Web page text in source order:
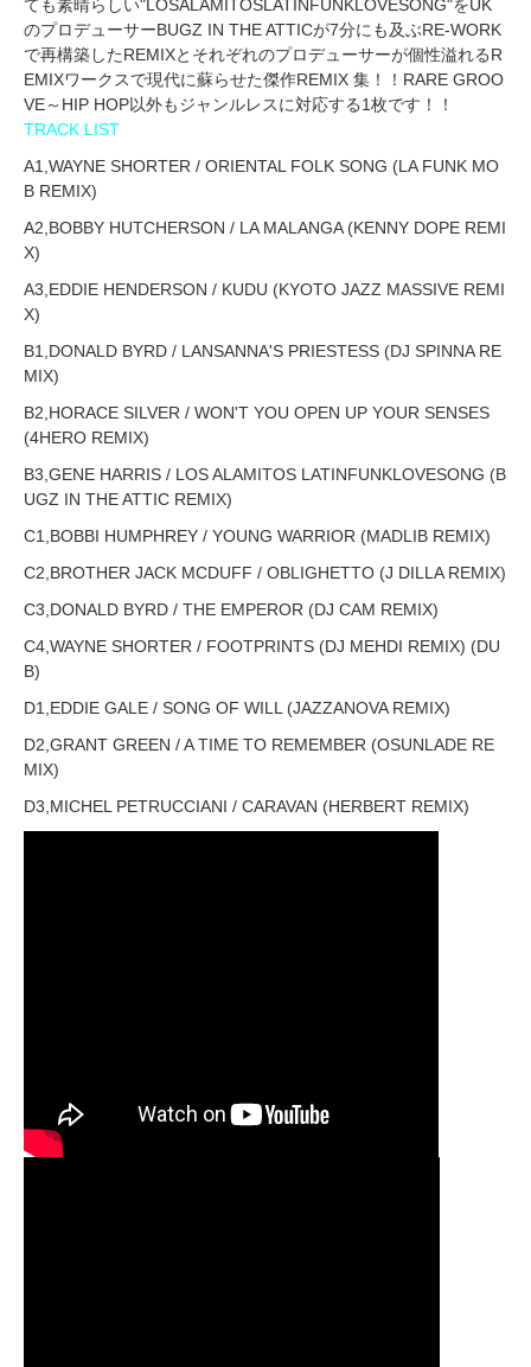
ても素晴らしい"LOSALAMITOSLATINFUNKLOVESONG"をUK
のプロデューサーBUGZ IN THE ATTICが7分にも及ぶRE-WORK
で再構築したREMIXとそれぞれのプロデューサーが個性溢れるR
EMIXワークスで現代に蘇らせた傑作REMIX 集！！RARE GROO
VE～HIP HOP以外もジャンルレスに対応する1枚です！！
TRACK LIST
A1,WAYNE SHORTER / ORIENTAL FOLK SONG (LA FUNK MO
B REMIX)
A2,BOBBY HUTCHERSON / LA MALANGA (KENNY DOPE REMI
X)
A3,EDDIE HENDERSON / KUDU (KYOTO JAZZ MASSIVE REMI
X)
B1,DONALD BYRD / LANSANNA'S PRIESTESS (DJ SPINNA RE
MIX)
B2,HORACE SILVER / WON'T YOU OPEN UP YOUR SENSES
(4HERO REMIX)
B3,GENE HARRIS / LOS ALAMITOS LATINFUNKLOVESONG (B
UGZ IN THE ATTIC REMIX)
C1,BOBBI HUMPHREY / YOUNG WARRIOR (MADLIB REMIX)
C2,BROTHER JACK MCDUFF / OBLIGHETTO (J DILLA REMIX)
C3,DONALD BYRD / THE EMPEROR (DJ CAM REMIX)
C4,WAYNE SHORTER / FOOTPRINTS (DJ MEHDI REMIX) (DU
B)
D1,EDDIE GALE / SONG OF WILL (JAZZANOVA REMIX)
D2,GRANT GREEN / A TIME TO REMEMBER (OSUNLADE RE
MIX)
D3,MICHEL PETRUCCIANI / CARAVAN (HERBERT REMIX)